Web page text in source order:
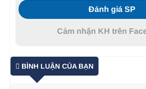
Đánh giá SP
Cảm nhận KH trên
BÌNH LUẬN CỦA BẠN